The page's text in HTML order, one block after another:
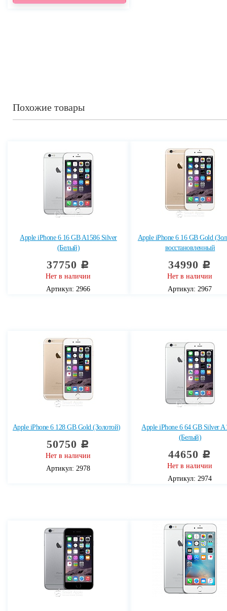
Похожие товары
Apple iPhone 6 16 GB A1586 Silver
(Белый)
37750 c
Нет в наличии
Артикул: 2966
Apple iPhone 6 16 GB Gold
восстановленный
34990 c
Нет в наличии
Артикул: 2967
Apple iPhone 6 128 GB Gold (Золотой)
50750 c
Нет в наличии
Артикул: 2978
Apple iPhone 6 64 GB Silver
(Белый)
44650 c
Нет в наличии
Артикул: 2974